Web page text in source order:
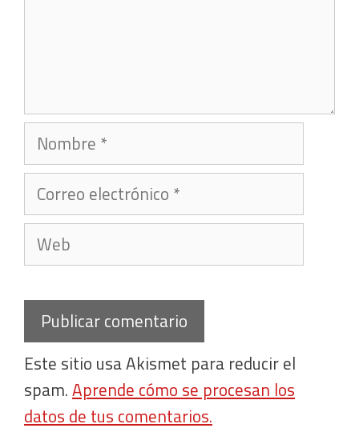
Nombre
Correo
electrónico
Web
Este sitio usa Akismet para reducir el
spam.Aprende cómo se procesan los
datos de tus comentarios.